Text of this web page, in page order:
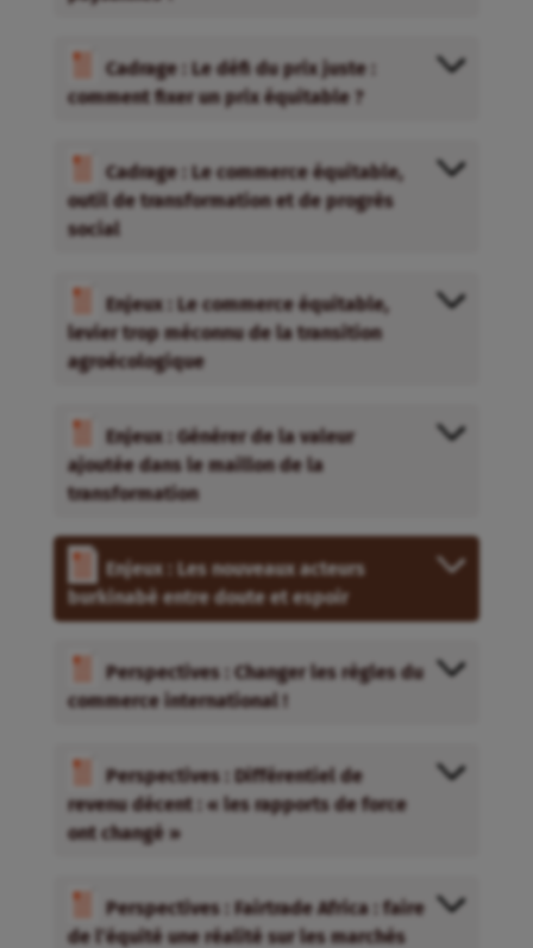
Cadrage : Le défi du prix juste :
comment fixer un prix équitable ?
Cadrage : Le commerce équitable,
outil de transformation et de progrès
social
Enjeux : Le commerce équitable,
levier trop méconnu de la transition
agroécologique
Enjeux : Générer de la valeur
ajoutée dans le maillon de la
transformation
Enjeux : Les nouveaux acteurs
burkinabè entre doute et espoir
Perspectives : Changer les règles du
commerce international !
Perspectives : Différentiel de
revenu décent : « les rapports de force
ont changé »
Perspectives : Fairtrade Africa : faire
de l’équité une réalité sur les marchés